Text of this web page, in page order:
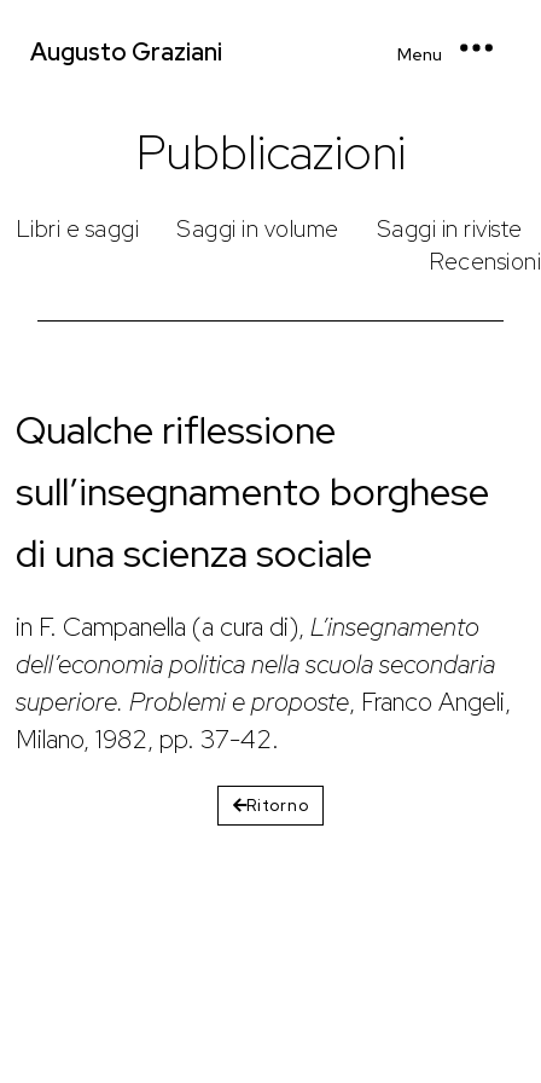
Augusto Graziani Menu
Pubblicazioni
Libri e saggi Saggi in volume
Saggi in riviste
Recensioni
Qualche riflessione
sull’insegnamento borghese
di una scienza sociale
in F. Campanella (a cura di),L’insegnamento
dell’economia politica nella scuola secondaria
superiore. Problemi e proposte, Franco Angeli,
Milano, 1982, pp. 37-42.
Ritorno